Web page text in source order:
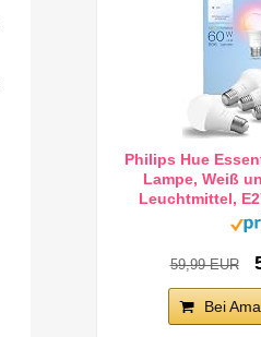
Philips Hue
Lampe, Weiß
Leuchtmittel,
59,99 EUR
Bei